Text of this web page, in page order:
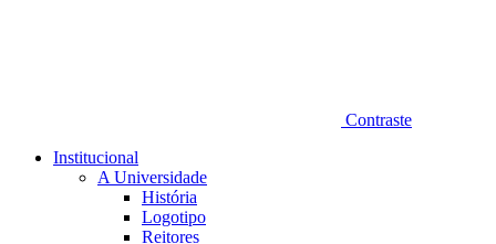
Contraste
Institucional
A Universidade
História
Logotipo
Reitores